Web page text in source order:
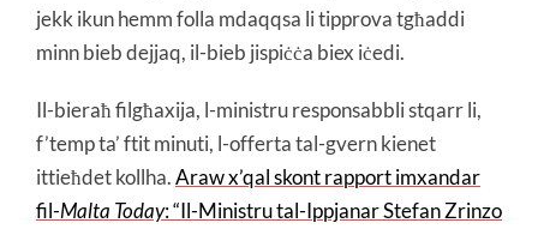
jekk ikun hemm folla mdaqqsa li tipprova tgħaddi
minn bieb dejjaq, il-bieb jispiċċa biex iċedi.
Il-bieraħ filgħaxija, l-ministru responsabbli stqarr li,
f’temp ta’ ftit minuti, l-offerta tal-gvern kienet
ittieħdet kollha.Araw x’qal skont rapport imxandar
fil-Malta Today: “Il-Ministru tal-Ippjanar Stefan Zrinzo